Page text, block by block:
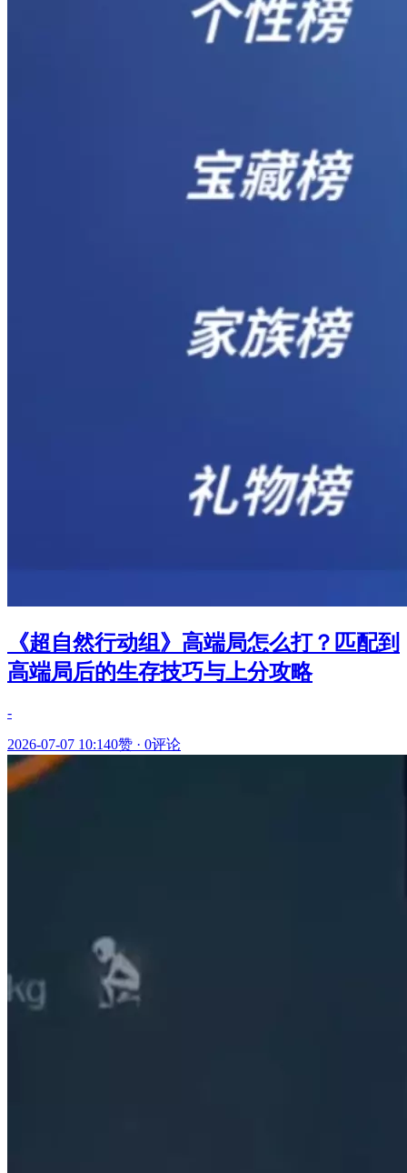
《超自然行动组》高端局怎么打？匹配到
高端局后的生存技巧与上分攻略
-
2026-07-07 10:140赞 · 0评论